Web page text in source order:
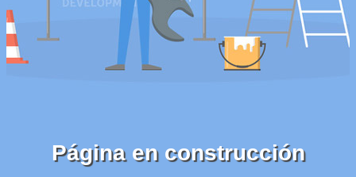
Página en construcción